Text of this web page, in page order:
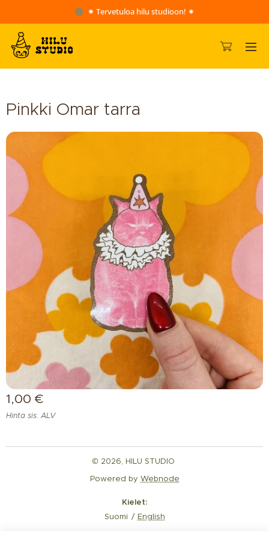
✷ Tervetuloa hilu studioon! ✷
Pinkki Omar tarra
1,00 €
Hinta sis. ALV
© 2026, HILU STUDIO
Powered by Webnode
Kielet
Suomi
English